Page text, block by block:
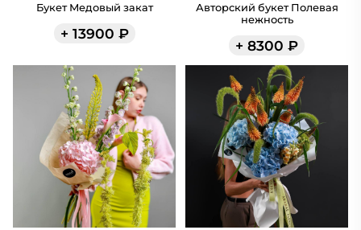
Букет Медовый закат
+ 13900 ₽
Авторский букет Полевая
нежность
+ 8300 ₽